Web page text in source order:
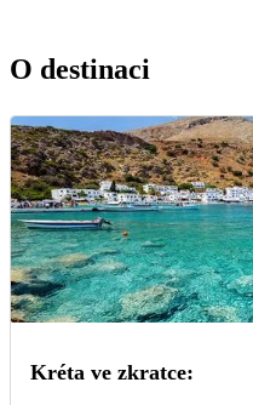
O destinaci
Kréta ve zkratce: